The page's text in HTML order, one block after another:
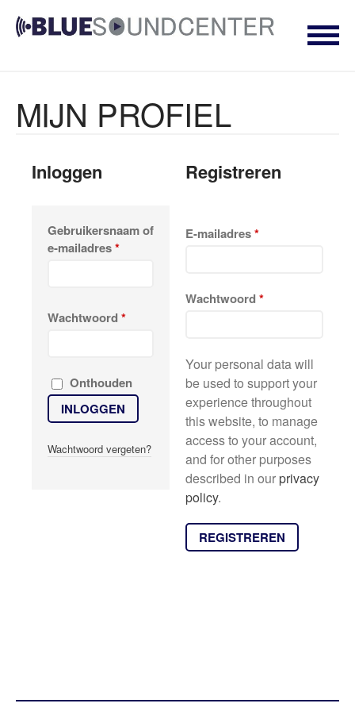
LUIDSPREKERS
TV EN SURROUND
ACCESSOIRES
REFERENTIES
NIEUWS
CONTACT
MIJN PROFIEL
Inloggen
Gebruikersnaam of
e-mailadres*
Wachtwoord *
Onthouden
INLOGGEN
Wachtwoord vergeten?
Registreren
E-mailadres*
Wachtwoord*
Your personal data will
be used to support your
experience throughout
this website, to manage
access to your account,
and for other purposes
described in our privacy
policy.
REGISTREREN